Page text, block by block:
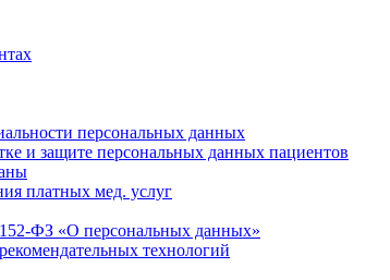
персональных данных
и защите персональных данных пациентов
платных мед. услуг
ФЗ «О персональных данных»
технологий